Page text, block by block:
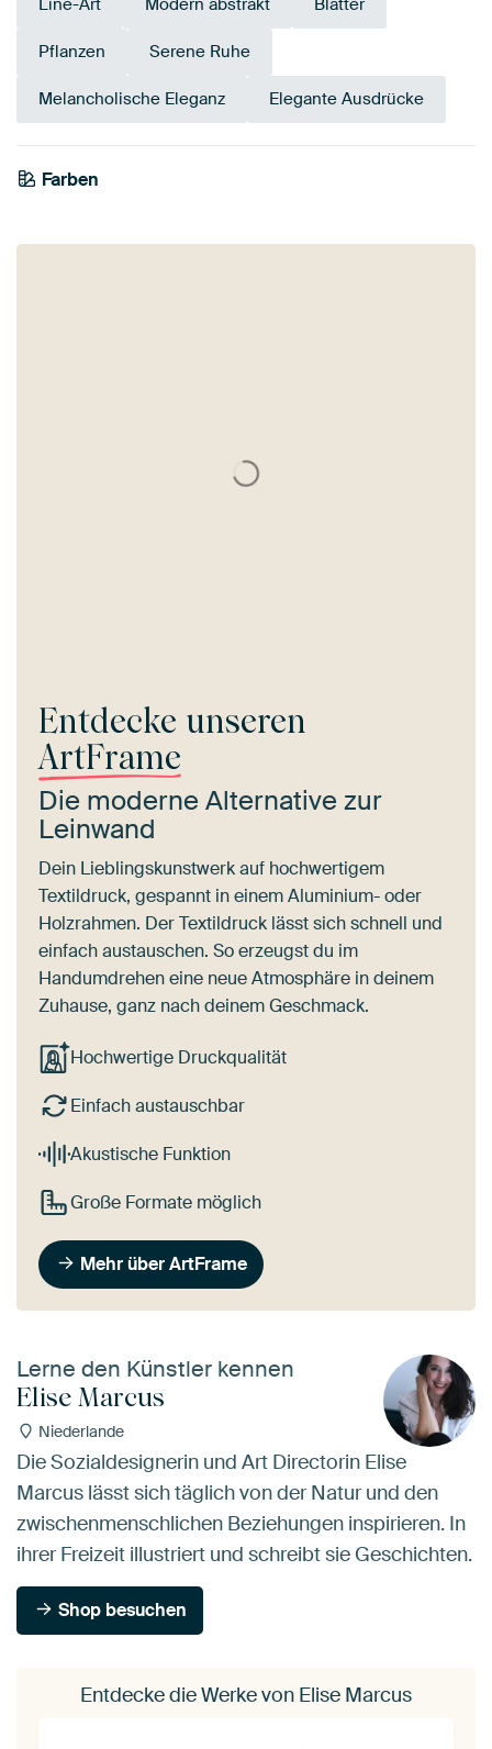
Line-Art Modern abstrakt Blätter
Pflanzen Serene Ruhe
Melancholische Eleganz Elegante Ausdrücke
Farben
Grün
Mauve
Beige
Entdecke unseren
ArtFrame
Die moderne Alternative zur
Leinwand
Dein Lieblingskunstwerk auf hochwertigem
Textildruck, gespannt in einem Aluminium- oder
Holzrahmen. Der Textildruck lässt sich schnell und
einfach austauschen. So erzeugst du im
Handumdrehen eine neue Atmosphäre in deinem
Zuhause, ganz nach deinem Geschmack.
Hochwertige Druckqualität
Einfach austauschbar
Akustische Funktion
Große Formate möglich
Mehr über ArtFrame
Lerne den Künstler kennen
Elise Marcus
Niederlande
Die Sozialdesignerin und Art Directorin Elise
Marcus lässt sich täglich von der Natur und den
zwischenmenschlichen Beziehungen inspirieren. In
ihrer Freizeit illustriert und schreibt sie Geschichten.
Shop besuchen
Entdecke die Werke von Elise Marcus